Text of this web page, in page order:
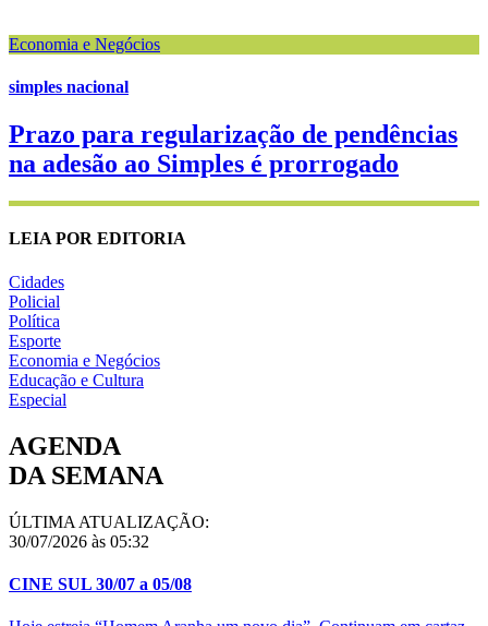
Economia e Negócios
simples nacional
Prazo para regularização de pendências
na adesão ao Simples é prorrogado
LEIA POR EDITORIA
Cidades
Policial
Política
Esporte
Economia e Negócios
Educação e Cultura
Especial
AGENDA
DA SEMANA
ÚLTIMA ATUALIZAÇÃO:
30/07/2026 às 05:32
CINE SUL 30/07 a 05/08